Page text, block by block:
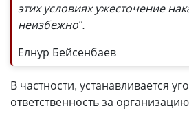
этих условиях ужесточение
неизбежно".
Елнур Бейсенбаев
В частности, устанавливается
ответственность за